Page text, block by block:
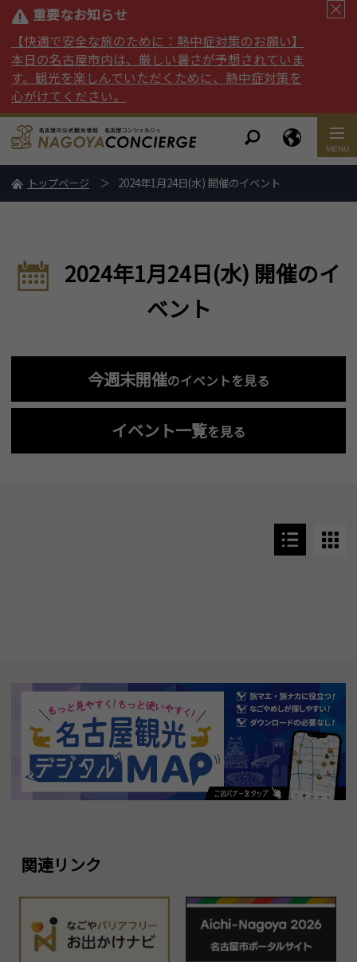
重要なお知らせ
【快適で安全な旅のために：熱中症対策のお願い】
本日の名古屋市内は、厳しい暑さが予想されていま
す。観光を楽しんでいただくために、熱中症対策を
心がけてください。
トップページ 2024年1月24日(水) 開催のイベント
2024年1月24日(水) 開催のイ
ベント
今週末開催のイベントを見る
イベント一覧を見る
関連リンク